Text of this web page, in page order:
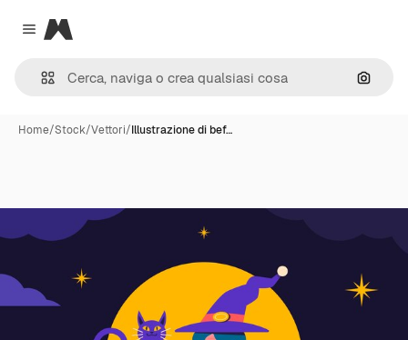
Close menu
Magnific
Cerca
Home/Stock/Vettori/Illustrazione di bef…